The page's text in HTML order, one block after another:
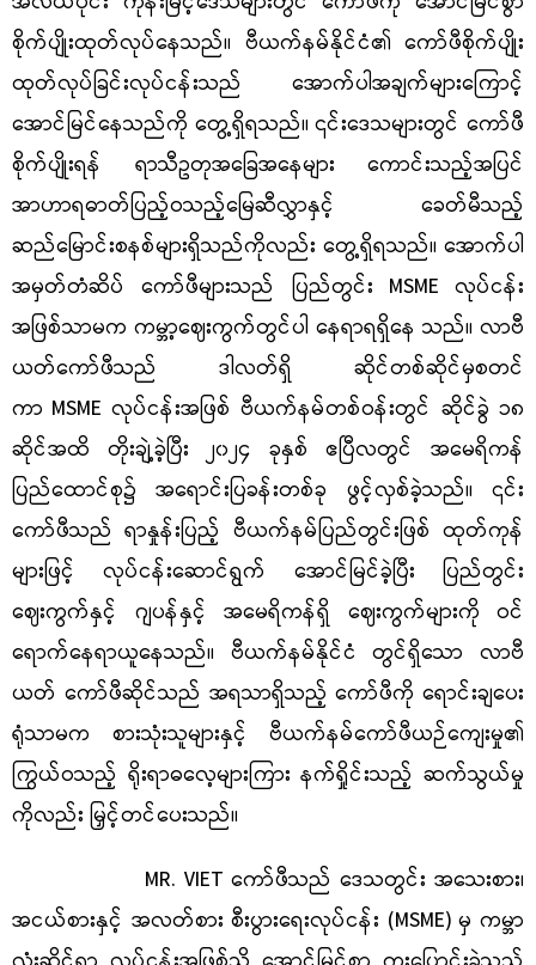
စိုက်ပျိုးထုတ်လုပ်နေသည်။ ဗီယက်နမ်နိုင်ငံ၏ ကော်ဖီစိုက်ပျိုး
ထုတ်လုပ်ခြင်းလုပ်ငန်းသည် အောက်ပါအချက်များကြောင့်
အောင်မြင်နေသည်ကို တွေ့ရှိရသည်။ ၎င်းဒေသများတွင် ကော်ဖီ
စိုက်ပျိုးရန် ရာသီဥတုအခြေအနေများ ကောင်းသည့်အပြင်
အာဟာရဓာတ်ပြည့်ဝသည့်မြေဆီလွှာနှင့် ခေတ်မီသည့်
ဆည်မြောင်းစနစ်များရှိသည်ကိုလည်း တွေ့ရှိရသည်။ အောက်ပါ
အမှတ်တံဆိပ် ကော်ဖီများသည် ပြည်တွင်း MSME လုပ်ငန်း
အဖြစ်သာမက ကမ္ဘာ့ဈေးကွက်တွင်ပါ နေရာရရှိနေ သည်။ လာဗီ
ယတ်ကော်ဖီသည် ဒါလတ်ရှိ ဆိုင်တစ်ဆိုင်မှစတင်
ကာ MSME လုပ်ငန်းအဖြစ် ဗီယက်နမ်တစ်ဝန်းတွင် ဆိုင်ခွဲ ၁၈
ဆိုင်အထိ တိုးချဲ့ခဲ့ပြီး ၂၀၂၄ ခုနှစ် ဧပြီလတွင် အမေရိကန်
ပြည်ထောင်စု၌ အရောင်းပြခန်းတစ်ခု ဖွင့်လှစ်ခဲ့သည်။ ၎င်း
ကော်ဖီသည် ရာနှုန်းပြည့် ဗီယက်နမ်ပြည်တွင်းဖြစ် ထုတ်ကုန်
များဖြင့် လုပ်ငန်းဆောင်ရွက် အောင်မြင်ခဲ့ပြီး ပြည်တွင်း
ဈေးကွက်နှင့် ဂျပန်နှင့် အမေရိကန်ရှိ ဈေးကွက်များကို ဝင်
ရောက်နေရာယူနေသည်။ ဗီယက်နမ်နိုင်ငံ တွင်ရှိသော လာဗီ
ယတ် ကော်ဖီဆိုင်သည် အရသာရှိသည့် ကော်ဖီကို ရောင်းချပေး
ရုံသာမက စားသုံးသူများနှင့် ဗီယက်နမ်ကော်ဖီယဉ်ကျေးမှု၏
ကြွယ်ဝသည့် ရိုးရာဓလေ့များကြား နက်ရှိုင်းသည့် ဆက်သွယ်မှု
ကိုလည်း မြှင့်တင်ပေးသည်။
MR. VIET ကော်ဖီသည် ဒေသတွင်း အသေးစား၊
အငယ်စားနှင့် အလတ်စား စီးပွားရေးလုပ်ငန်း (MSME) မှ ကမ္ဘာ